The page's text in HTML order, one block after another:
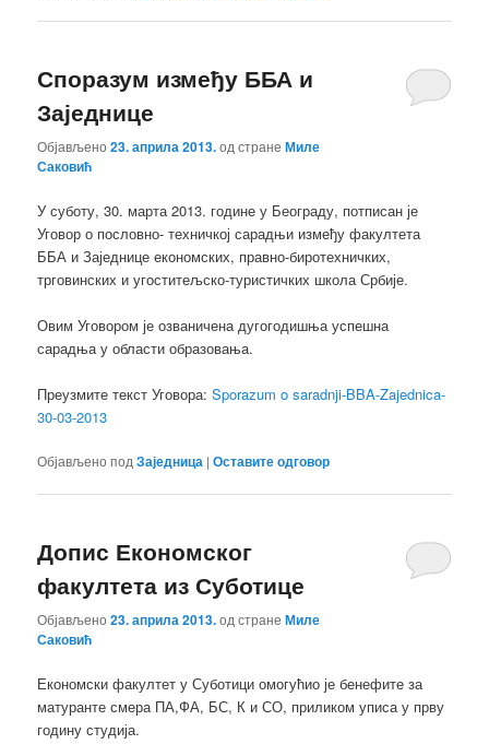
Споразум између ББА и
Заједнице
Објављено23. априла 2013.од странеМиле
Саковић
У суботу, 30. марта 2013. године у Београду, потписан је
Уговор о пословно- техничкој сарадњи између факултета
ББА и Заједнице економских, правно-биротехничких,
трговинских и угоститељско-туристичких школа Србије.
Овим Уговором је озваничена дугогодишња успешна
сарадња у области образовања.
Преузмите текст Уговора:Sporazum o saradnji-BBA-Zajednica-
30-03-2013
Објављено под Заједница |Оставите одговор
Допис Економског
факултета из Суботице
Објављено23. априла 2013.од странеМиле
Саковић
Економски факултет у Суботици омогућио је бенефите за
матуранте смера ПА,ФА, БС, К и СО, приликом уписа у прву
годину студија.